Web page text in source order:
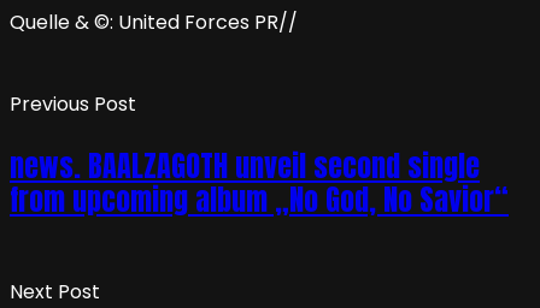
Quelle & ©: United Forces PR//
Previous Post
news. BAALZAGOTH unveil second single
from upcoming album „No God, No Savior“
Next Post